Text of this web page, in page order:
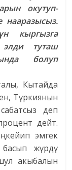
окутуп-
нааразысыз.
кыргызга
туташ
болуп
Кытайда
Түркиянын
деп
дейт.
эмгек
басып жүрдү
акыбалын